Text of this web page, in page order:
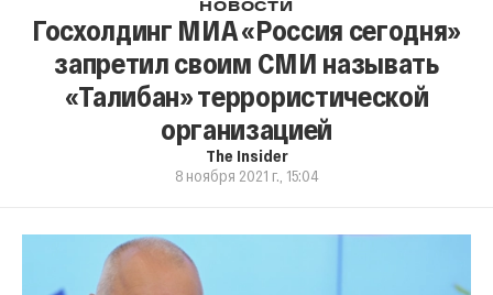
НОВОСТИ
Госхолдинг МИА «Россия сегодня»
запретил своим СМИ называть
«Талибан» террористической
организацией
The Insider
8 ноября 2021 г., 15:04